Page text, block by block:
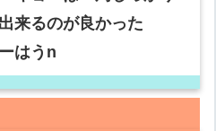
来るのが良かった
はうn